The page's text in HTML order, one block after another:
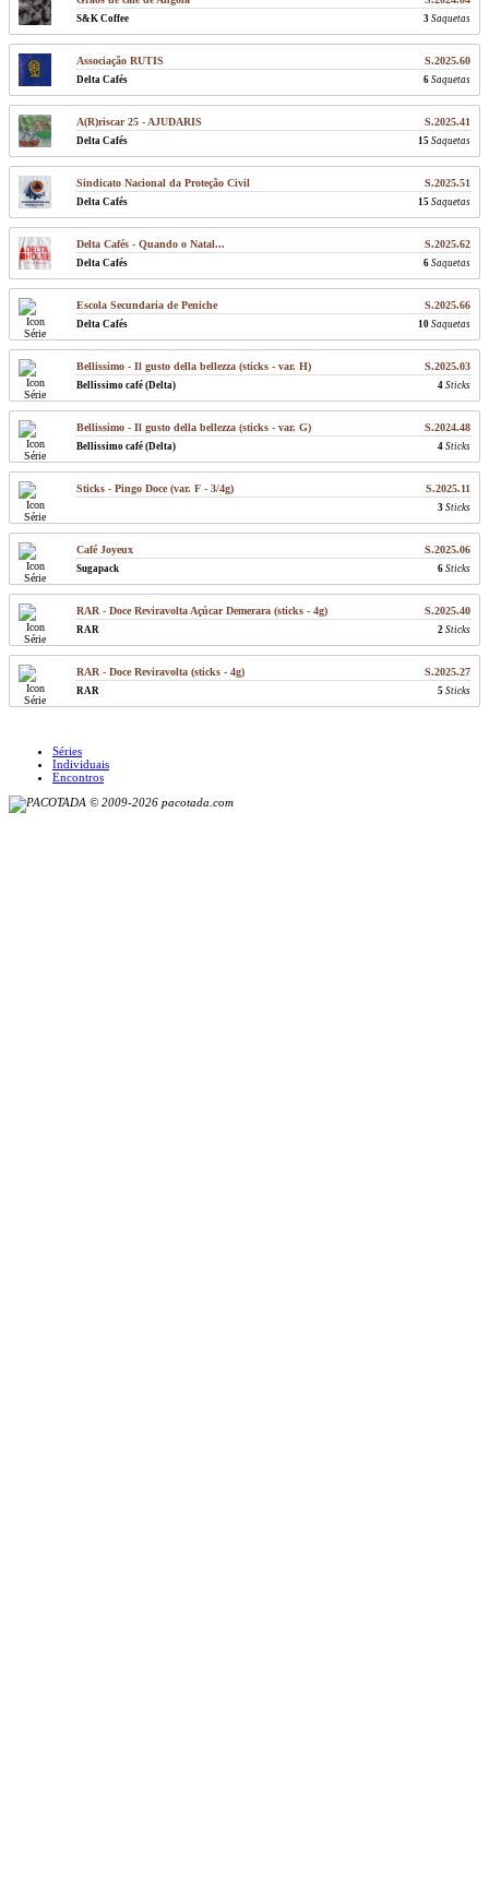
S&K Coffee 3 Saquetas
Associação RUTIS S.2025.60
Delta Cafés 6 Saquetas
A(R)riscar 25 - AJUDARIS S.2025.41
Delta Cafés 15 Saquetas
Sindicato Nacional da Proteção Civil S.2025.51
Delta Cafés 15 Saquetas
Delta Cafés - Quando o Natal... S.2025.62
Delta Cafés 6 Saquetas
Escola Secundaria de Peniche S.2025.66
Delta Cafés 10 Saquetas
Bellissimo - Il gusto della bellezza (sticks - var. H) S.2025.03
Bellissimo café (Delta) 4 Sticks
Bellissimo - Il gusto della bellezza (sticks - var. G) S.2024.48
Bellissimo café (Delta) 4 Sticks
Sticks - Pingo Doce (var. F - 3/4g) S.2025.11
3 Sticks
Café Joyeux S.2025.06
Sugapack 6 Sticks
RAR - Doce Reviravolta Açúcar Demerara (sticks - 4g) S.2025.40
RAR 2 Sticks
RAR - Doce Reviravolta (sticks - 4g) S.2025.27
RAR 5 Sticks
Séries
Individuais
Encontros
© 2009-2026 pacotada.com